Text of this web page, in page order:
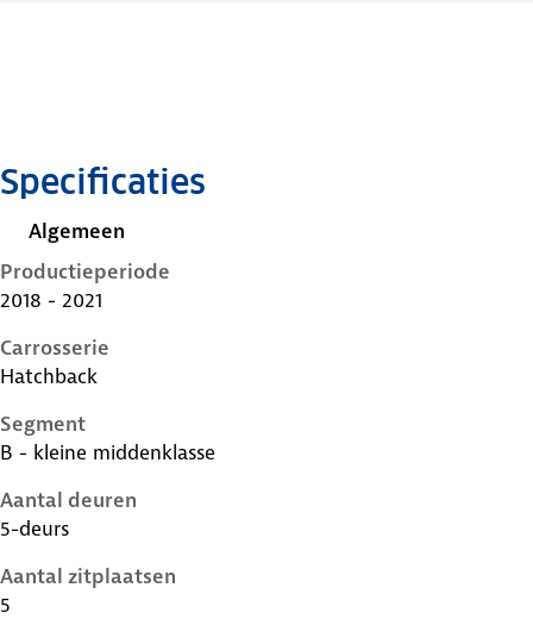
Specificaties
Algemeen
Productieperiode
2018 - 2021
Carrosserie
Hatchback
Segment
B - kleine middenklasse
Aantal deuren
5-deurs
Aantal zitplaatsen
5